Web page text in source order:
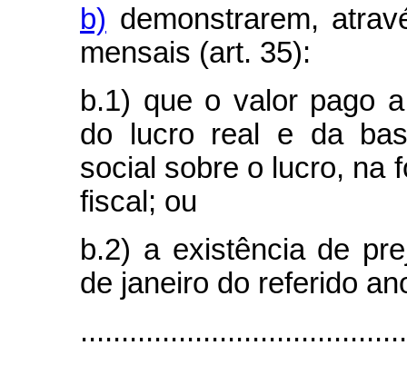
b) demonstrarem,
mensais (art. 35):
b.1) que o valor pago
do lucro real e da
social sobre o lucro, na
fiscal; ou
b.2) a existência de
de janeiro do referido